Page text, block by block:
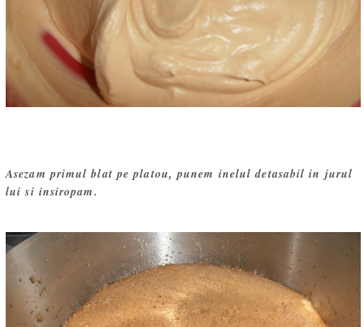
Asezam primul blat pe platou, punem inelul detasabil in jurul
lui si insiropam.